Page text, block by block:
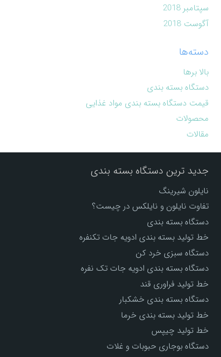
سپتامبر 2018
آگوست 2018
دسته‌ها
بالا برها
دستگاه بسته بندی
قیمت دستگاه بسته بندی مواد غذایی
محصولات
مقالات
جدید ترین دستگاه بسته بندی
نایلون شیرینگ
تفاوت نایلون و نایلکس در چیست؟
دستگاه بسته بندی
خط تولید بسته بندی ادویه جات تکنفره
دستگاه سبزی خرد کن
دستگاه بسته بندی ادویه جات تک نفره
خط تولید فراوری قند
دستگاه بسته بندی خشکبار
خط تولید بسته بندی خرما
خط تولید چیپس
دستگاه بوجاری حبوبات و غلات